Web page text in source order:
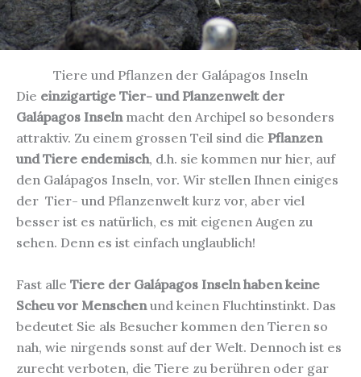
Tiere und Pflanzen der Galápagos Inseln
Die einzigartige Tier- und Planzenwelt der
Galápagos Inseln macht den Archipel so besonders
attraktiv. Zu einem grossen Teil sind die Pflanzen
und Tiere endemisch, d.h. sie kommen nur hier, auf
den Galápagos Inseln, vor. Wir stellen Ihnen einiges
der Tier- und Pflanzenwelt kurz vor, aber viel
besser ist es natürlich, es mit eigenen Augen zu
sehen. Denn es ist einfach unglaublich!
Fast alle Tiere der Galápagos Inseln haben keine
Scheu vor Menschenund keinen Fluchtinstinkt. Das
bedeutet Sie als Besucher kommen den Tieren so
nah, wie nirgends sonst auf der Welt. Dennoch ist es
zurecht verboten, die Tiere zu berühren oder gar